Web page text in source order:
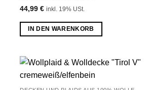
44,99€ inkl. 19% USt.
IN DEN WARENKORB